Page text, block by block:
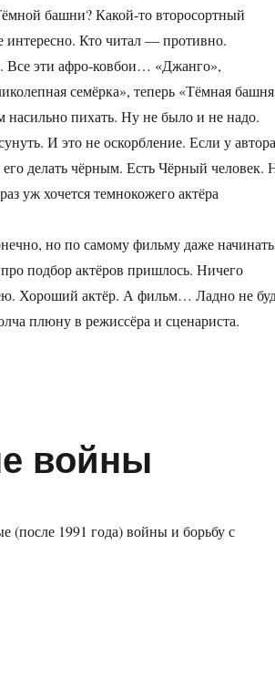
башни? Какой-то второсортный
интересно. Кто читал — противно.
Все эти афро-ковбои… «Джанго»,
семёрка», теперь «Тёмная
насильно пихать. Ну не было и не надо.
И это не оскорбление. Если у автора
делать чёрным. Есть Чёрный человек.
уж хочется темнокожего актёра
но по самому фильму даже начинать
подбор актёров пришлось. Ничего
Хороший актёр. А фильм… Ладно не
плюну в режиссёра и сценариста.
войны
(после 1991 года) войны и борьбу с